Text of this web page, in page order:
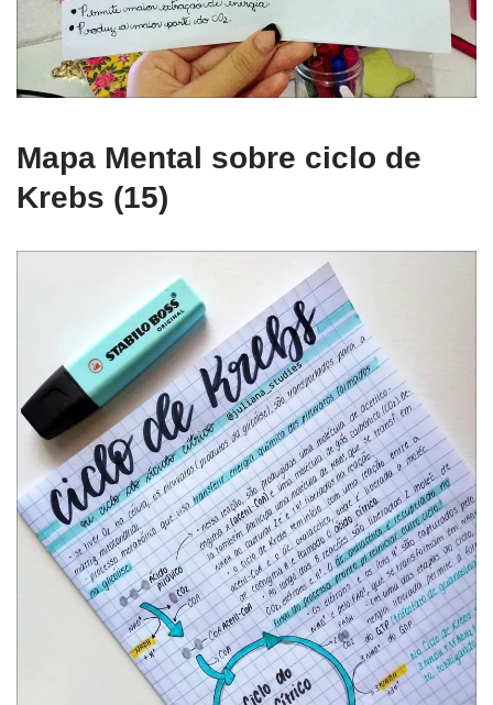
Mapa Mental sobre ciclo de
Krebs (15)